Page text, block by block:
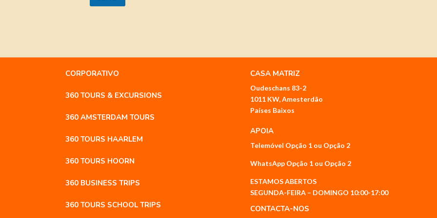
CORPORATIVO
360 TOURS & EXCURSIONS
360 AMSTERDAM TOURS
360 TOURS HAARLEM
360 TOURS HOORN
360 BUSINESS TRIPS
360 TOURS SCHOOL TRIPS
CASA MATRIZ
Oudeschans 83-2
1011 KW, Amesterdão
Países Baixos
APOIA
Telemóvel Opção 1ou Opção 2
WhatsApp Opção 1ou Opção 2
ESTAMOS ABERTOS
SEGUNDA-FEIRA – DOMINGO 10:00-17:00
CONTACTA-NOS